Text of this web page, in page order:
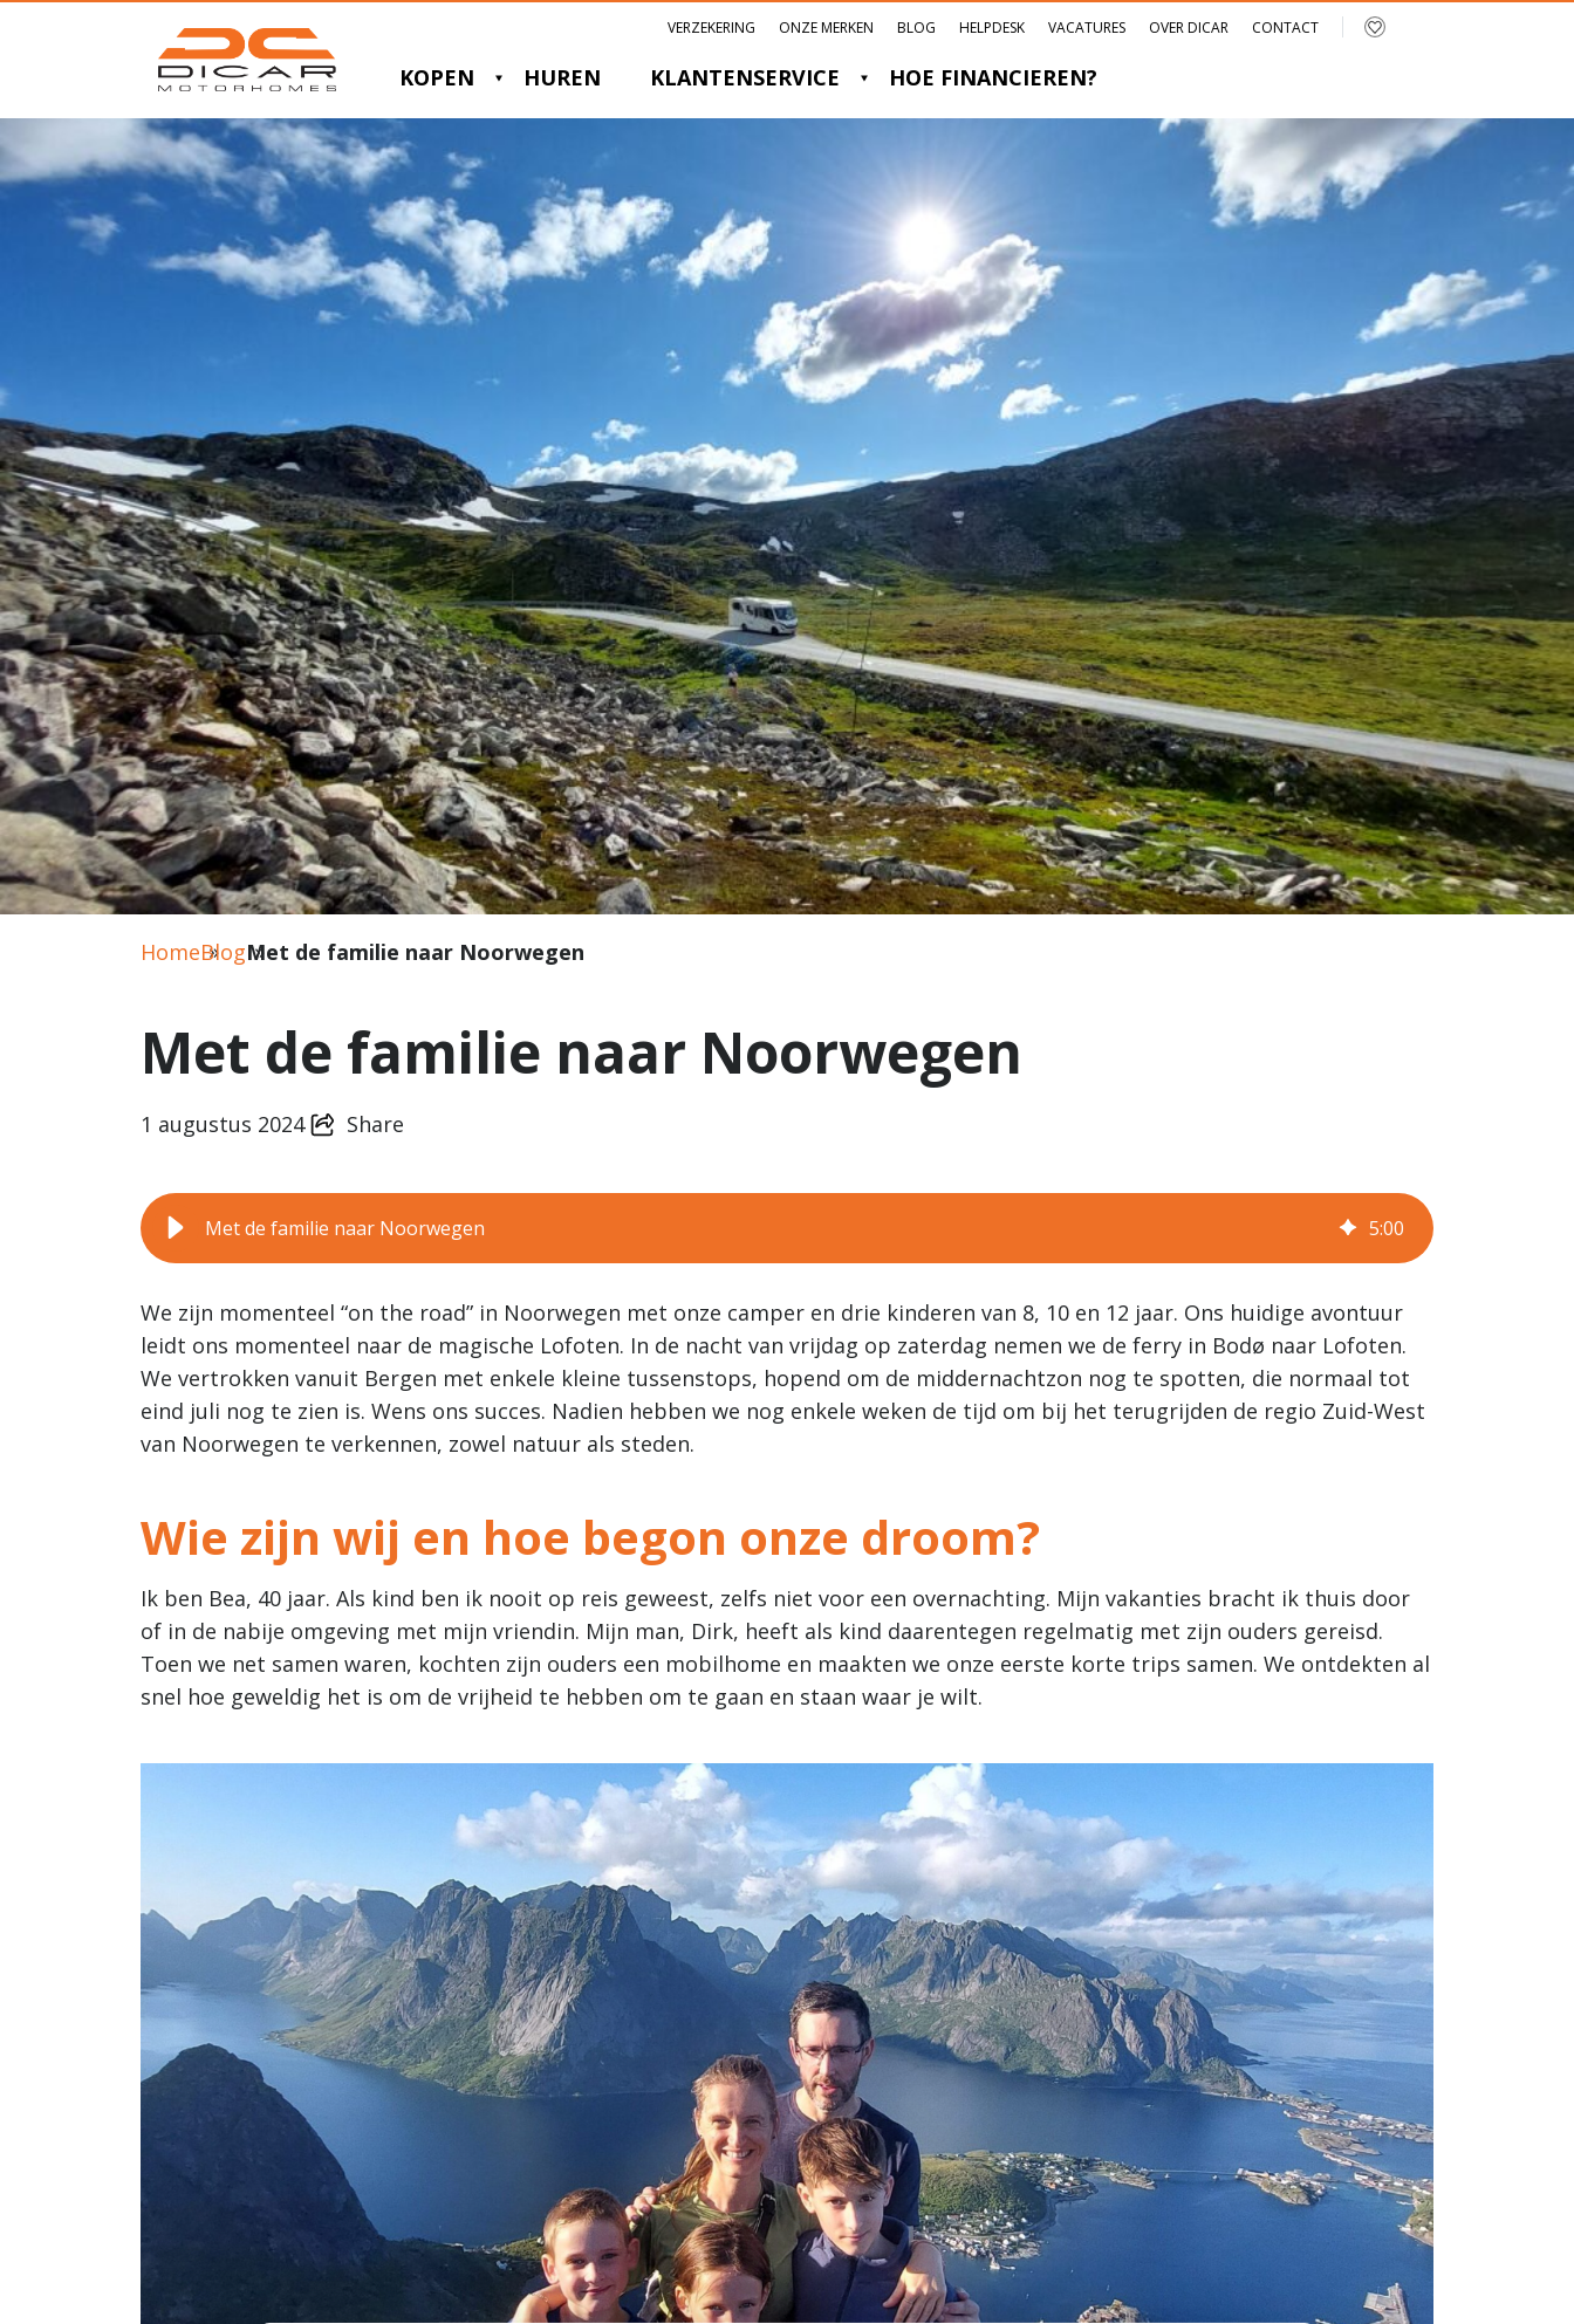
VERZEKERING ONZE MERKEN BLOG HELPDESK VACATURES OVER DICAR CONTACT
KOPEN HUREN KLANTENSERVICE HOE FINANCIEREN?
HomeBlogMet de familie naar Noorwegen
Met de familie naar Noorwegen
1 augustus 2024 Share
Met de familie naar Noorwegen 5:00
We zijn momenteel “on the road” in Noorwegen met onze camper en drie kinderen van 8, 10 en 12 jaar. Ons huidige avontuur
leidt ons momenteel naar de magische Lofoten. In de nacht van vrijdag op zaterdag nemen we de ferry in Bodø naar Lofoten.
We vertrokken vanuit Bergen met enkele kleine tussenstops, hopend om de middernachtzon nog te spotten, die normaal tot
eind juli nog te zien is. Wens ons succes. Nadien hebben we nog enkele weken de tijd om bij het terugrijden de regio Zuid-West
van Noorwegen te verkennen, zowel natuur als steden.
Wie zijn wij en hoe begon onze droom?
Ik ben Bea, 40 jaar. Als kind ben ik nooit op reis geweest, zelfs niet voor een overnachting. Mijn vakanties bracht ik thuis door
of in de nabije omgeving met mijn vriendin. Mijn man, Dirk, heeft als kind daarentegen regelmatig met zijn ouders gereisd.
Toen we net samen waren, kochten zijn ouders een mobilhome en maakten we onze eerste korte trips samen. We ontdekten al
snel hoe geweldig het is om de vrijheid te hebben om te gaan en staan waar je wilt.